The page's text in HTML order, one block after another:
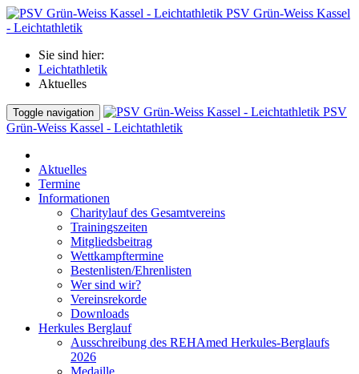
PSV Grün-Weiss Kassel
- Leichtathletik
Sie sind hier:
Leichtathletik
Aktuelles
Toggle navigation
PSV
Grün-Weiss Kassel - Leichtathletik
Aktuelles
Termine
Informationen
Charitylauf des Gesamtvereins
Trainingszeiten
Mitgliedsbeitrag
Wettkampftermine
Bestenlisten/Ehrenlisten
Wer sind wir?
Vereinsrekorde
Downloads
Herkules Berglauf
Ausschreibung des REHAmed Herkules-Berglaufs
2026
Medaille